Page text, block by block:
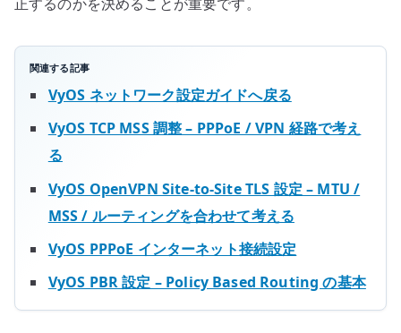
関連する記事
VyOS ネットワーク設定ガイドへ戻る
VyOS TCP MSS 調整 – PPPoE / VPN 経路で考え
る
VyOS OpenVPN Site-to-Site TLS 設定 – MTU /
MSS / ルーティングを合わせて考える
VyOS PPPoE インターネット接続設定
VyOS PBR 設定 – Policy Based Routing の基本